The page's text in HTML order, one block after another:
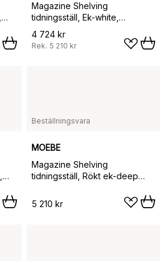
Magazine Shelving
tidningsställ, Ek-white,
85x115x7 cm, MS.115.1
4 724 kr
Rek. 5 210 kr
Beställningsvara
MOEBE
Magazine Shelving
tidningsställ, Rökt ek-deep
5 210 kr